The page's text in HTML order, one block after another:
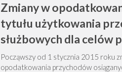
Zmiany w
tytułu użytkowania
służbowych dla celów
Począwszy od 1 stycznia 2015 roku
opodatkowania przychodów